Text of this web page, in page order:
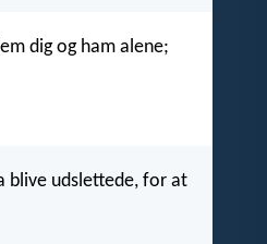
dig og ham alene;
blive udslettede, for at